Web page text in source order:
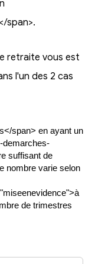
span>.
retraite vous est
l'un des 2 cas
span> en ayant un
demarches-
suffisant de
nombre varie selon
de trimestres